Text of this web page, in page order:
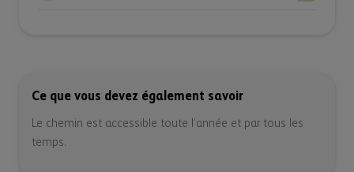
Ce que vous devez également savoir
Le chemin est accessible toute l’année et par tous les
temps.